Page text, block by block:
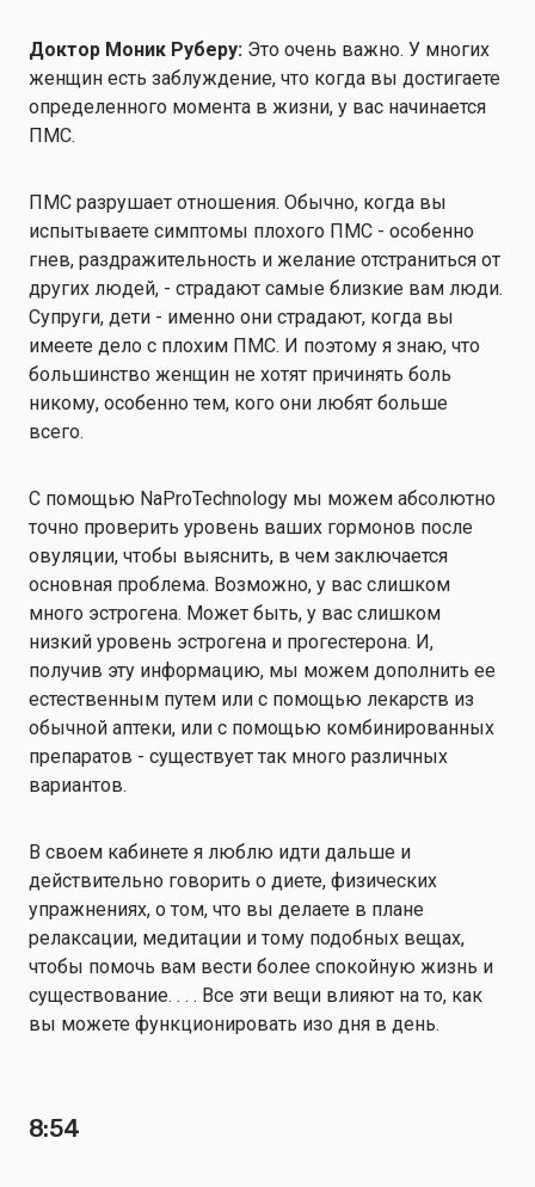
Доктор Моник Руберу: Это очень важно. У многих
женщин есть заблуждение, что когда вы достигаете
определенного момента в жизни, у вас начинается
ПМС.
ПМС разрушает отношения. Обычно, когда вы
испытываете симптомы плохого ПМС - особенно
гнев, раздражительность и желание отстраниться от
других людей, - страдают самые близкие вам люди.
Супруги, дети - именно они страдают, когда вы
имеете дело с плохим ПМС. И поэтому я знаю, что
большинство женщин не хотят причинять боль
никому, особенно тем, кого они любят больше
всего.
С помощью NaProTechnology мы можем абсолютно
точно проверить уровень ваших гормонов после
овуляции, чтобы выяснить, в чем заключается
основная проблема. Возможно, у вас слишком
много эстрогена. Может быть, у вас слишком
низкий уровень эстрогена и прогестерона. И,
получив эту информацию, мы можем дополнить ее
естественным путем или с помощью лекарств из
обычной аптеки, или с помощью комбинированных
препаратов - существует так много различных
вариантов.
В своем кабинете я люблю идти дальше и
действительно говорить о диете, физических
упражнениях, о том, что вы делаете в плане
релаксации, медитации и тому подобных вещах,
чтобы помочь вам вести более спокойную жизнь и
существование. . . . Все эти вещи влияют на то, как
вы можете функционировать изо дня в день.
8:54